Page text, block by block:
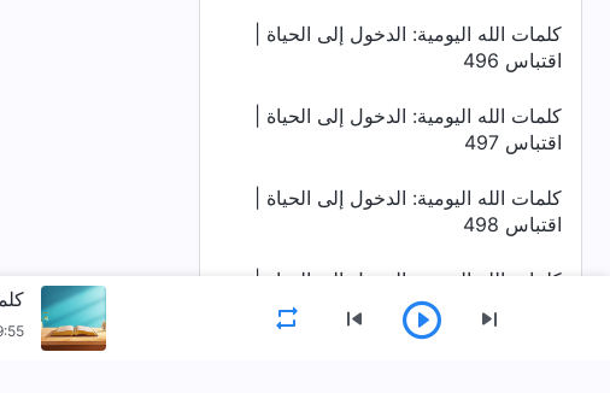
كلمات الله اليومية: الدخول إلى الحياة |
اقتباس 496
كلمات الله اليومية: الدخول إلى الحياة |
اقتباس 497
كلمات الله اليومية: الدخول إلى الحياة |
اقتباس 498
كلمات الله اليومية: الدخول إلى الحياة |